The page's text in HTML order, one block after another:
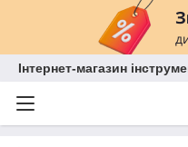
Інтернет-магазин